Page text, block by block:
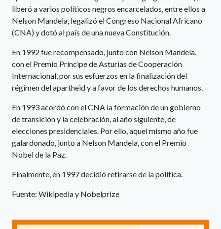
liberó a varios políticos negros encarcelados, entre ellos a
Nelson Mandela, legalizó el Congreso Nacional Africano
(CNA) y dotó al país de una nueva Constitución.
En 1992 fue recompensado, junto con Nelson Mandela,
con el Premio Príncipe de Asturias de Cooperación
Internacional, por sus esfuerzos en la finalización del
régimen del apartheid y a favor de los derechos humanos.
En 1993 acordó con el CNA la formación de un gobierno
de transición y la celebración, al año siguiente, de
elecciones presidenciales. Por ello, aquel mismo año fue
galardonado, junto a Nelson Mandela, con el Premio
Nobel de la Paz.
Finalmente, en 1997 decidió retirarse de la política.
Fuente: Wikipedia y Nobelprize